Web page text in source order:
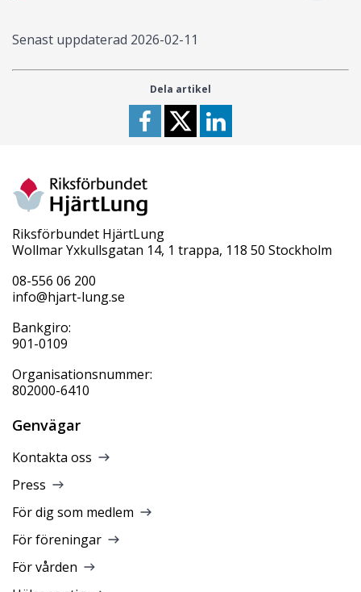
Senast uppdaterad 2026-02-11
Dela artikel
Riksförbundet HjärtLung
Wollmar Yxkullsgatan 14, 1 trappa, 118 50 Stockholm
08-556 06 200
info@hjart-lung.se
Bankgiro:
901-0109
Organisationsnummer:
802000-6410
Genvägar
Kontakta oss
Press
För dig som medlem
För föreningar
För vården